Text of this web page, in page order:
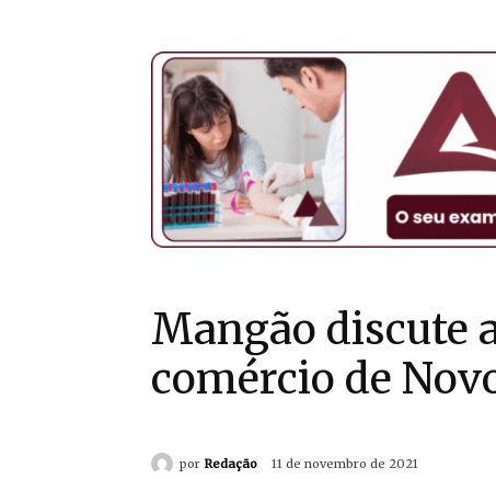
Mangão discute
comércio de
por Redação 11 de novembro de 2021